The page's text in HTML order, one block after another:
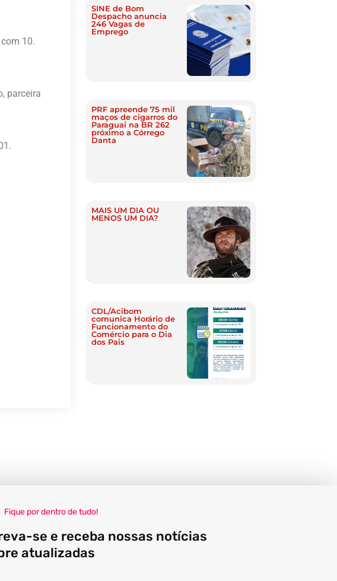
10.
parceira
SINE de Bom
Despacho anuncia
246 Vagas de
Emprego
PRF apreende 75 mil
maços de cigarros do
Paraguai na BR 262
próximo a Córrego
Danta
MAIS UM DIA OU
MENOS UM DIA?
CDL/Acibom
comunica Horário de
Funcionamento do
Comércio para o Dia
dos Pais
Fique por dentro de tudo!
se e receba nossas notícias
atualizadas